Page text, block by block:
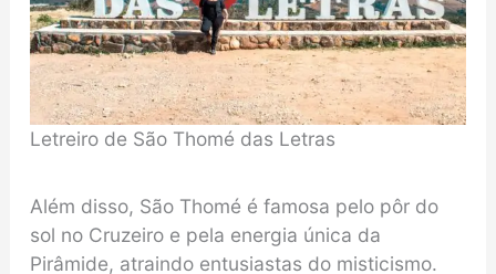
Letreiro de São Thomé das Letras
Além disso, São Thomé é famosa pelo pôr do
sol no Cruzeiro e pela energia única da
Pirâmide, atraindo entusiastas do misticismo.